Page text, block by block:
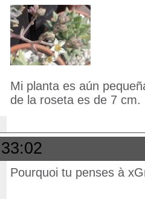
Mi planta es aún
de la roseta es de 7 cm.
Pourquoi tu penses à